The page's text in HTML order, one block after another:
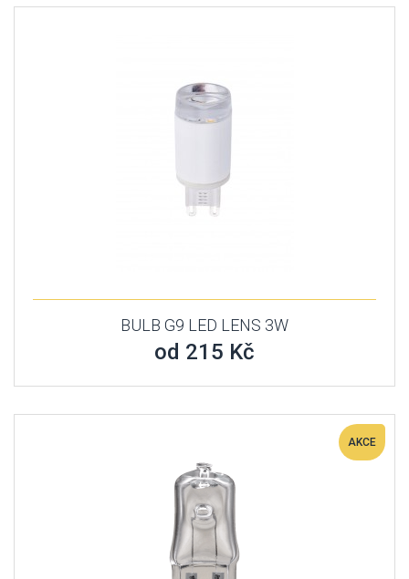
BULB G9 LED LENS 3W
od 215 Kč
AKCE